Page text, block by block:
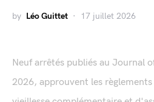
by Léo Guittet 17 juillet 2026
Neuf arrêtés publiés au Journal
2026, approuvent les